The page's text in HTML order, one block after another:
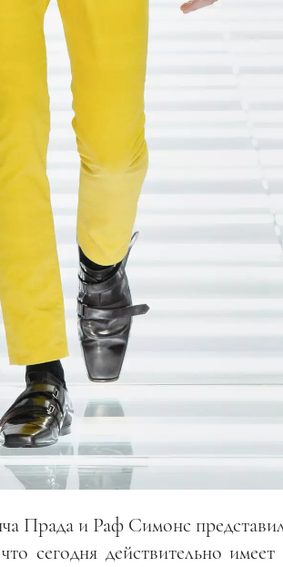
Прада и Раф Симонс
сегодня действительно